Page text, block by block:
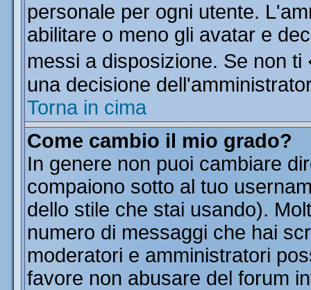
personale per ogni utente.
abilitare o meno gli avatar e
messi a disposizione. Se non
una decisione
Torna in cima
Come cambio il mio grado?
In genere non puoi cambiare
compaiono sotto al tuo
dello stile che stai usando).
numero di messaggi che hai
moderatori e amministratori
favore non abusare del forum